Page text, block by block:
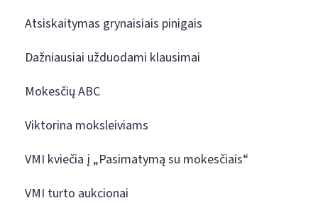
Atsiskaitymas grynaisiais pinigais
Dažniausiai užduodami klausimai
Mokesčių ABC
Viktorina moksleiviams
VMI kviečia į „Pasimatymą su mokesčiais“
VMI turto aukcionai